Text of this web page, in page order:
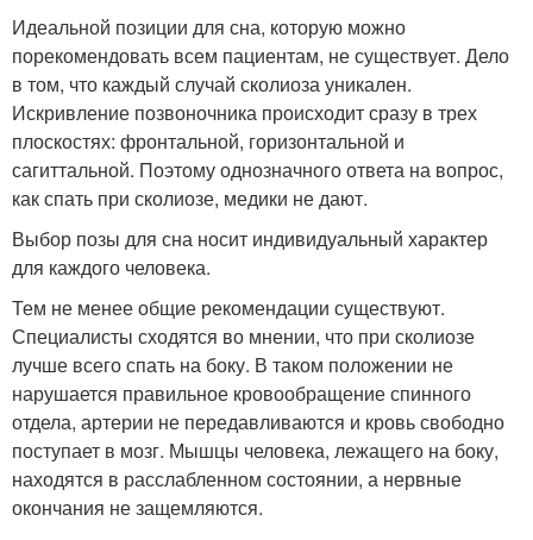
Идеальной позиции для сна, которую можно
порекомендовать всем пациентам, не существует. Дело
в том, что каждый случай сколиоза уникален.
Искривление позвоночника происходит сразу в трех
плоскостях: фронтальной, горизонтальной и
сагиттальной. Поэтому однозначного ответа на вопрос,
как спать при сколиозе, медики не дают.
Выбор позы для сна носит индивидуальный характер
для каждого человека.
Тем не менее общие рекомендации существуют.
Специалисты сходятся во мнении, что при сколиозе
лучше всего спать на боку. В таком положении не
нарушается правильное кровообращение спинного
отдела, артерии не передавливаются и кровь свободно
поступает в мозг. Мышцы человека, лежащего на боку,
находятся в расслабленном состоянии, а нервные
окончания не защемляются.